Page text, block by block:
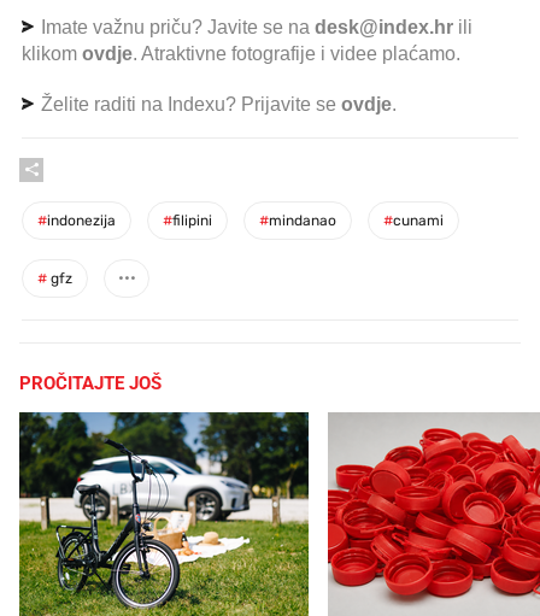
Imate važnu priču? Javite se na desk@index.hr ili
klikom ovdje. Atraktivne fotografije i videe plaćamo.
Želite raditi na Indexu? Prijavite se ovdje.
#indonezija #filipini #mindanao #cunami
# gfz
PROČITAJTE JOŠ